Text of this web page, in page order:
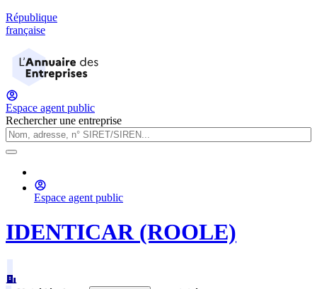
République
française
Espace agent public
Rechercher une entreprise
Espace agent public
IDENTICAR (ROOLE)